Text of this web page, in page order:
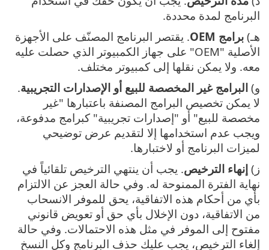
البرنامج لمدة محددة.
هـ) برامج OEM
. يقتصر البرنامج المصنّف على الأجهزة
الأصلية "OEM" على جهاز الكمبيوتر الذي حصلت عليه
معه. ولا يمكن نقلها إلى كمبيوتر مختلف.
و) البرامج غير المخصصة للبيع أو الإصدارات التجريبية.
لا يمكن تخصيص البرامج المصنفة باعتبارها "غير
مخصصة للبيع" أو "إصدارات تجريبية" كبرامج مدفوعة،
ويجب عدم استخدامها إلا لتقديم عرض توضيحي
لميزات البرنامج أو لاختبارها.
ز) إنهاء الترخيص. يجب أن ينتهي الترخيص تلقائياً في
نهاية الفترة الممنوحة له. وفي حالة العجز عن الالتزام
بأي من أحكام هذه الاتفاقية، يحق للموفر الانسحاب
من الاتفاقية، دون الإخلال بأي حق أو تعويض قانوني
مفتوح إلى الموفر في مثل هذه الاحتمالات. وفي حالة
إلغاء الترخيص، يجب عليك حذف البرنامج وكل النسخ